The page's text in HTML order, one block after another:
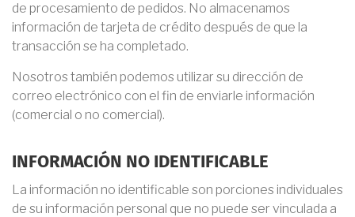
de procesamiento de pedidos. No almacenamos
información de tarjeta de crédito después de que la
transacción se ha completado.
Nosotros también podemos utilizar su dirección de
correo electrónico con el fin de enviarle información
(comercial o no comercial).
INFORMACIÓN NO IDENTIFICABLE
La información no identificable son porciones individuales
de su información personal que no puede ser vinculada a